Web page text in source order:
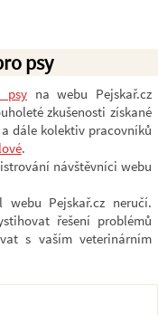
psy
psy na webu Pejskař.cz
zkušenosti získané
a dále kolektiv pracovníků
.
návštěvníci webu
Pejskař.cz neručí.
řešení problémů
s vaším veterinárním